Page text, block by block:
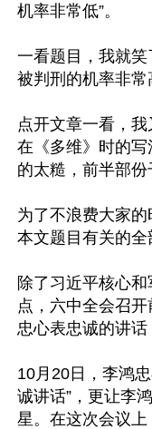
机率非常低”。
一看题目，我就
被判刑的机率非常
点开文章一看，
在《多维》时的
的太糙，前半部份
为了不浪费大家
本文题目有关的全
除了习近平核心
点，六中全会召
忠心表忠诚的讲话
10月20日，李鸿
诚讲话”，更让李
星。在这次会议上